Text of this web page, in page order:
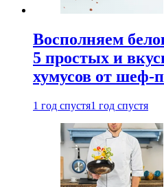
Восполняем
5 простых и
хумусов от шеф-
1 год спустя1 год спустя